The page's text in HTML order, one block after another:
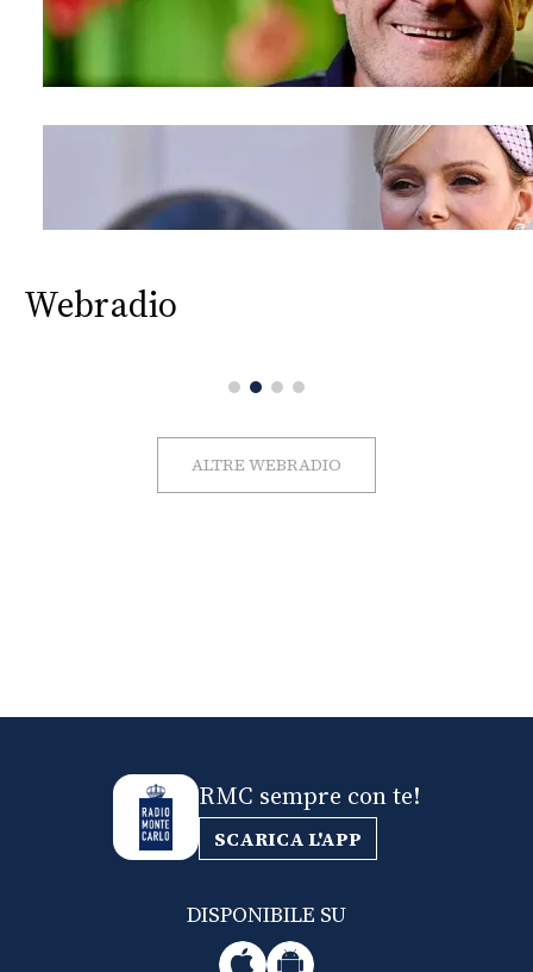
Webradio
ALTRE WEBRADIO
RMC sempre con te!
SCARICA L'APP
DISPONIBILE SU